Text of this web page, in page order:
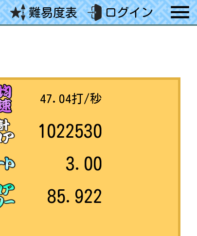
難易度表 ログイン
47.04打/秒
1022530
3.00
85.922